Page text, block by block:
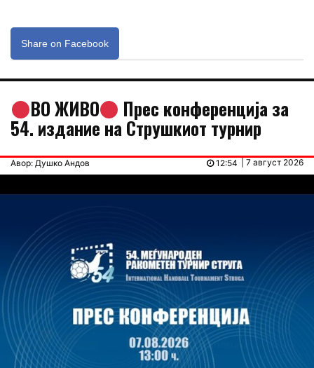
Share on Facebook
ВО ЖИВО Прес конференција за
54. издание на Струшкиот турнир
Авор: Душко Андов | 7 август 2026
12:54